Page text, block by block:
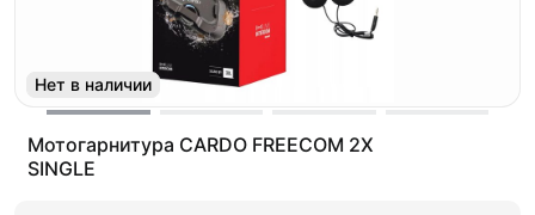
Нет в наличии
Мотогарнитура CARDO FREECOM 2X
SINGLE